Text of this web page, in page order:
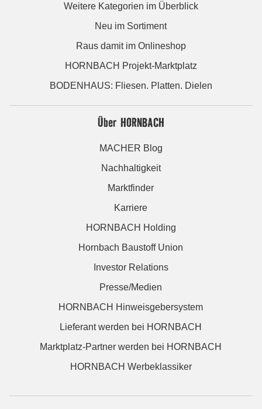
Weitere Kategorien im Überblick
Neu im Sortiment
Raus damit im Onlineshop
HORNBACH Projekt-Marktplatz
BODENHAUS: Fliesen. Platten. Dielen
Über HORNBACH
MACHER Blog
Nachhaltigkeit
Marktfinder
Karriere
HORNBACH Holding
Hornbach Baustoff Union
Investor Relations
Presse/Medien
HORNBACH Hinweisgebersystem
Lieferant werden bei HORNBACH
Marktplatz-Partner werden bei HORNBACH
HORNBACH Werbeklassiker